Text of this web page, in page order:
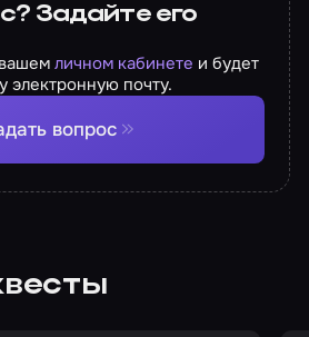
Задайте его
личном кабинете и будет
электронную почту.
вопрос